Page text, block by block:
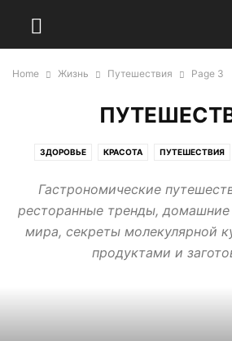
Home Жизнь Путешествия Page 3
ЗДОРОВЬЕ КРАСОТА ПУТЕШЕСТВИЯ
Гастрономические
ресторанные тренды, домашние
мира, секреты молекулярной
продуктами и